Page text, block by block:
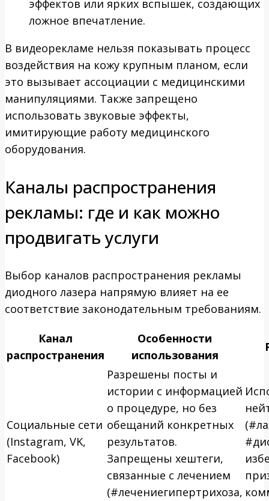
эффектов или ярких вспышек, создающих
ложное впечатление.
В видеорекламе нельзя показывать процесс
воздействия на кожу крупным планом, если
это вызывает ассоциации с медицинскими
манипуляциями. Также запрещено
использовать звуковые эффекты,
имитирующие работу медицинского
оборудования.
Каналы распространения
рекламы: где и как можно
продвигать услуги
Выбор каналов распространения рекламы
диодного лазера напрямую влияет на ее
соответствие законодательным требованиям.
Канал
распространения
Особенности
использования
Социальные сети
(Instagram, VK,
Facebook)
Разрешены посты и
истории с информацией
о процедуре, но без
обещаний конкретных
результатов.
Запрещены хештеги,
связанные с лечением
(#лечениегипертрихоза,